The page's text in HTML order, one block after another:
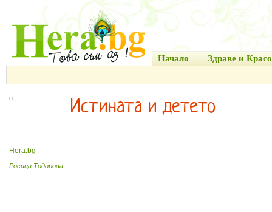
Начало Здраве и
Истината и детето
Hera.bg
Росица Тодорова